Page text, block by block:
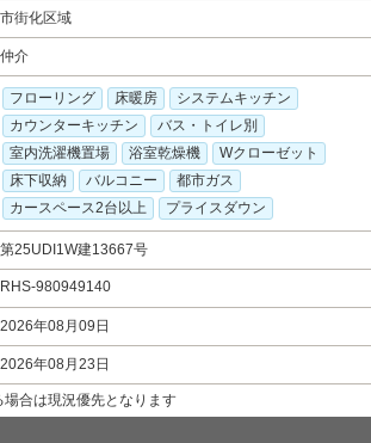
市街化区域
仲介
フローリング 床暖房
システムキッチン
カウンターキッチン
バス・トイレ別
室内洗濯機置場
浴室乾燥機
Wクローゼット
床下収納
バルコニー
都市ガス
カースペース2台以上
プライスダウン
第25UDI1W建13667号
RHS-980949140
2026年08月09日
2026年08月23日
合は現況優先となります